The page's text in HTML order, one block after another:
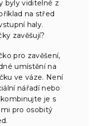
byly viditelné z
na střed
haly.
zavěšují?
pro zavěšení,
umístění na
ve váze. Není
nářadí nebo
je s
pro osobitý